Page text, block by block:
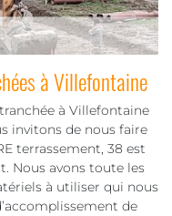
à Villefontaine
à Villefontaine
invitons de nous faire
terrassement, 38 est
Nous avons toute les
à utiliser qui nous
de